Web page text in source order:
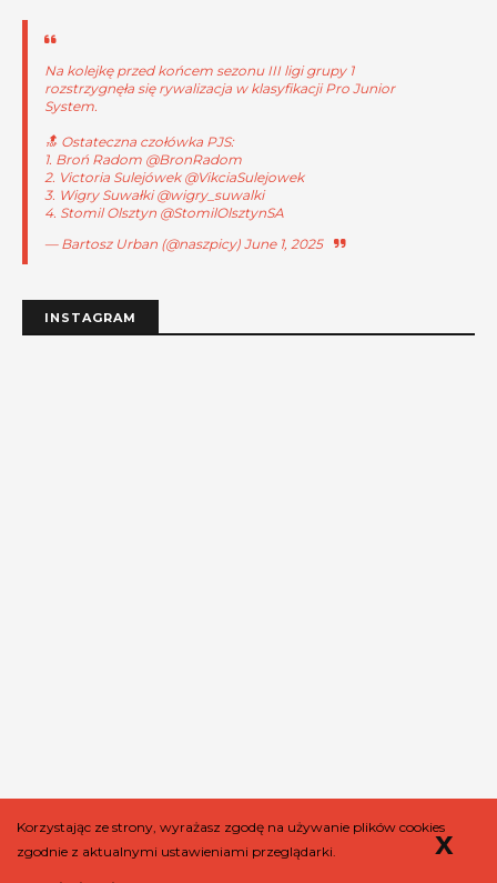
Na kolejkę przed końcem sezonu III ligi grupy 1
rozstrzygnęła się rywalizacja w klasyfikacji Pro Junior
System.
🔝 Ostateczna czołówka PJS:
1. Broń Radom @BronRadom
2. Victoria Sulejówek @VikciaSulejowek
3. Wigry Suwałki@wigry_suwalki
4. Stomil Olsztyn @StomilOlsztynSA
— Bartosz Urban (@naszpicy) June 1, 2025
INSTAGRAM
. Wszelkie prawa do treści autorskich
Korzystając ze strony, wyrażasz zgodę na używanie plików cookies
zgodnie z aktualnymi ustawieniami przeglądarki.
x